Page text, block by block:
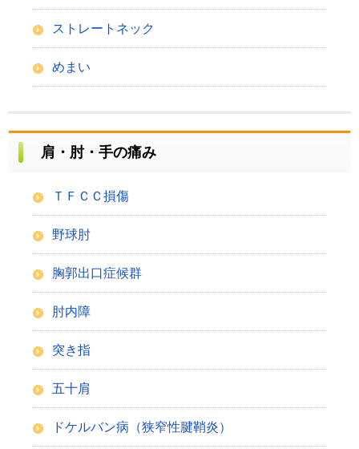
ストレートネック
めまい
肩・肘・手の痛み
ＴＦＣＣ損傷
野球肘
胸郭出口症候群
肘内障
突き指
五十肩
ドケルバン病（狭窄性腱鞘炎）